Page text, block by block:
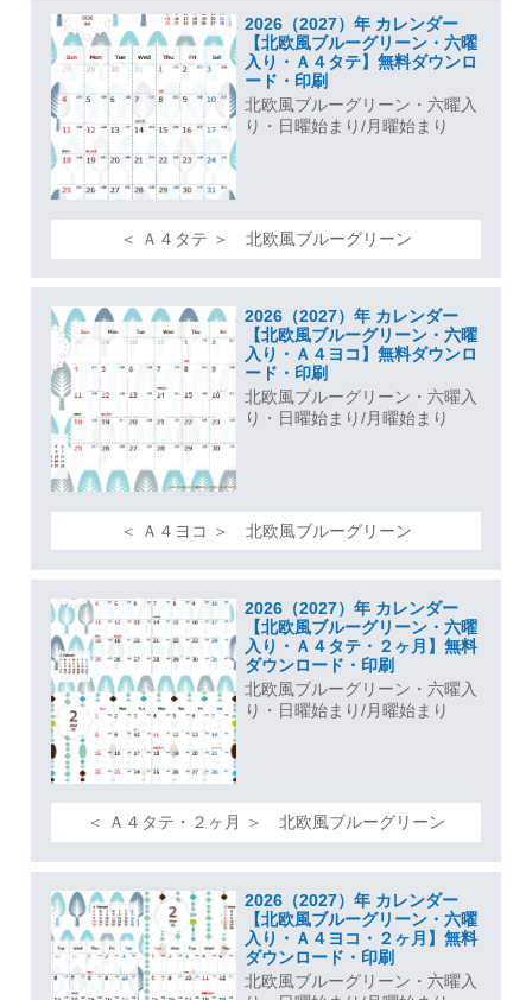
2026（2027）年 カレンダー
【北欧風ブルーグリーン・六曜
入り・Ａ４タテ】無料ダウンロ
ード・印刷
北欧風ブルーグリーン・六曜入
り・日曜始まり/月曜始まり
＜ Ａ４タテ ＞ 北欧風ブルーグリーン
2026（2027）年 カレンダー
【北欧風ブルーグリーン・六曜
入り・Ａ４ヨコ】無料ダウンロ
ード・印刷
北欧風ブルーグリーン・六曜入
り・日曜始まり/月曜始まり
＜ Ａ４ヨコ ＞ 北欧風ブルーグリーン
2026（2027）年 カレンダー
【北欧風ブルーグリーン・六曜
入り・Ａ４タテ・２ヶ月】無料
ダウンロード・印刷
北欧風ブルーグリーン・六曜入
り・日曜始まり/月曜始まり
＜ Ａ４タテ・２ヶ月 ＞ 北欧風ブルーグリーン
2026（2027）年 カレンダー
【北欧風ブルーグリーン・六曜
入り・Ａ４ヨコ・２ヶ月】無料
ダウンロード・印刷
北欧風ブルーグリーン・六曜入